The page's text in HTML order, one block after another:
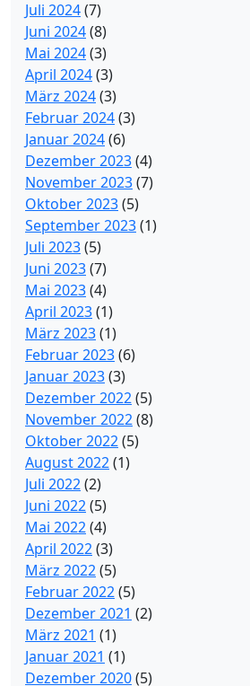
Juli 2024(7)
Juni 2024(8)
Mai 2024(3)
April 2024(3)
März 2024(3)
Februar 2024(3)
Januar 2024(6)
Dezember 2023(4)
November 2023(7)
Oktober 2023(5)
September 2023(1)
Juli 2023(5)
Juni 2023(7)
Mai 2023(4)
April 2023(1)
März 2023(1)
Februar 2023(6)
Januar 2023(3)
Dezember 2022(5)
November 2022(8)
Oktober 2022(5)
August 2022(1)
Juli 2022(2)
Juni 2022(5)
Mai 2022(4)
April 2022(3)
März 2022(5)
Februar 2022(5)
Dezember 2021 (2)
März 2021 (1)
Januar 2021 (1)
Dezember 2020(5)